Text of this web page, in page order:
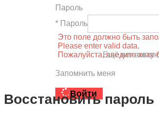
Пароль
* Пароль
Это поле должно быть
Please enter valid data.
Пожалуйста, введите хотя
Запомнить меня
Войти
Ещё нет
Восстановить пароль